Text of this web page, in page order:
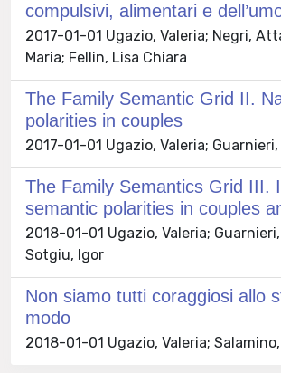
compulsivi, alimentari e
2017-01-01 Ugazio, Valeria; Negri,
Maria; Fellin, Lisa Chiara
The Family Semantic Grid II.
polarities in couples
2017-01-01 Ugazio, Valeria;
The Family Semantics Grid III.
semantic polarities in couples
2018-01-01 Ugazio, Valeria;
Sotgiu, Igor
Non siamo tutti coraggiosi allo
modo
2018-01-01 Ugazio, Valeria;